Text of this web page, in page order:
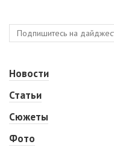
Новости
Статьи
Сюжеты
Фото